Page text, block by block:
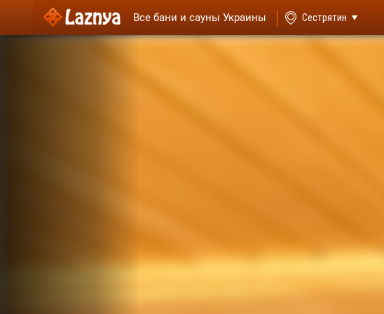
Все бани и сауны Украины Сестрятин